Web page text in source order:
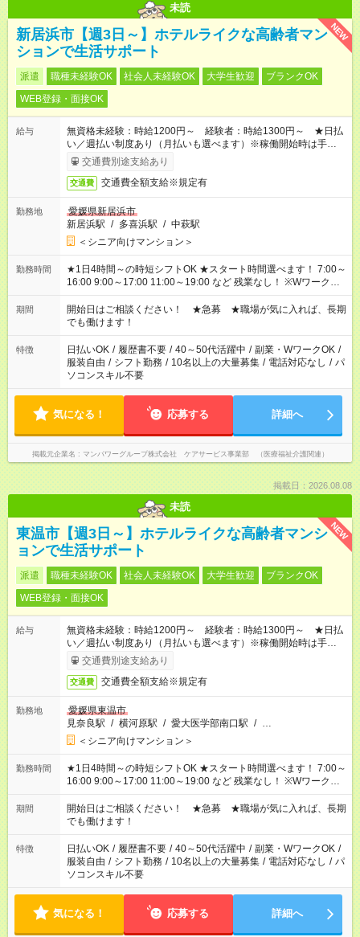
未読
NEW
新居浜市【週3日～】ホテルライクな高齢者マン
ションで生活サポート
派遣 職種未経験OK 社会人未経験OK 大学生歓迎
ブランクOK
WEB登録・面接OK
給与
無資格未経験：時給1200円～ 経験者：時給1300円～ ★日払
い／週払い制度あり（月払いも選べます）※稼働開始時は手続き
完了次第のお支払いとなります。
交通費別途支給あり
交通費 交通費全額支給※規定有
勤務地
愛媛県新居浜市
新居浜駅 / 多喜浜駅 / 中萩駅
＜シニア向けマンション＞
勤務時間
★1日4時間～の時短シフトOK ★スタート時間選べます！ 7:00～
16:00 9:00～17:00 11:00～19:00 など 残業なし！ ※Wワークの
場合、他のお仕事と合わせ週40時間超の就業はご案内できませ
ん ※法令に基づき、週20時間以上勤務は社会保険への加入対象
となります ※労働者派遣法（日雇い派遣の原則禁止）により、
短時間・短期間の就業はご案内が難しい場合があります
期間
開始日はご相談ください！ ★急募 ★職場が気に入れば、長期
でも働けます！
特徴 日払いOK / 履歴書不要 / 40～50代活躍中 / 副業・WワークOK /
服装自由 / シフト勤務 / 10名以上の大量募集 / 電話対応なし / パ
ソコンスキル不要
気になる！ 応募する 詳細へ
掲載元企業名 マンパワーグループ株式会社 ケアサービス事業部 （医療福祉介護関連）
掲載日：2026.08.08
未読
NEW
東温市【週3日～】ホテルライクな高齢者マンシ
ョンで生活サポート
派遣 職種未経験OK 社会人未経験OK 大学生歓迎
ブランクOK
WEB登録・面接OK
給与
無資格未経験：時給1200円～ 経験者：時給1300円～ ★日払
い／週払い制度あり（月払いも選べます）※稼働開始時は手続き
完了次第のお支払いとなります。
交通費別途支給あり
交通費 交通費全額支給※規定有
勤務地
愛媛県東温市
見奈良駅 / 横河原駅 / 愛大医学部南口駅 / …
＜シニア向けマンション＞
勤務時間
★1日4時間～の時短シフトOK ★スタート時間選べます！ 7:00～
16:00 9:00～17:00 11:00～19:00 など 残業なし！ ※Wワークの
場合、他のお仕事と合わせ週40時間超の就業はご案内できませ
ん ※法令に基づき、週20時間以上勤務は社会保険への加入対象
となります ※労働者派遣法（日雇い派遣の原則禁止）により、
短時間・短期間の就業はご案内が難しい場合があります
期間
開始日はご相談ください！ ★急募 ★職場が気に入れば、長期
でも働けます！
特徴 日払いOK / 履歴書不要 / 40～50代活躍中 / 副業・WワークOK /
服装自由 / シフト勤務 / 10名以上の大量募集 / 電話対応なし / パ
ソコンスキル不要
気になる！ 応募する 詳細へ